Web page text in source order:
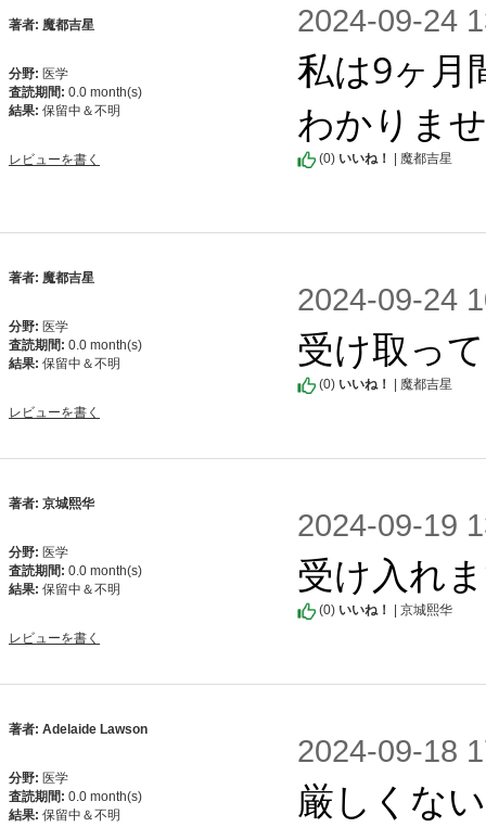
著者: 魔都吉星
分野: 医学
査読期間: 0.0 month(s)
結果: 保留中＆不明
レビューを書く
2024-09-24
私は9ヶ月
わかりま
(0) いいね！ | 魔都吉星
著者: 魔都吉星
分野: 医学
査読期間: 0.0 month(s)
結果: 保留中＆不明
レビューを書く
2024-09-24
受け取っ
(0) いいね！ | 魔都吉星
著者: 京城熙华
分野: 医学
査読期間: 0.0 month(s)
結果: 保留中＆不明
レビューを書く
2024-09-19
受け入れ
(0) いいね！ | 京城熙华
著者: Adelaide Lawson
分野: 医学
査読期間: 0.0 month(s)
結果: 保留中＆不明
2024-09-18
厳しくな